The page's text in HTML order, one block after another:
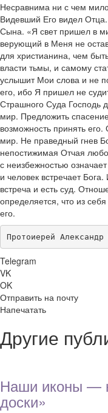
Несравнима ни с чем
Видевший Его видел
Сына. «Я свет пришел в
верующий в Меня не
для христианина, чем
власти тьмы, и самому
услышит Мои слова и не
его, ибо Я пришел не
Страшного Суда Господь
мир. Предложить
возможность принять
мир. Не праведный гнев
непостижимая Отчая
с неизбежностью
и человек встречает
встреча и есть суд.
определяется, что из
его.
Протоиерей Александр
Telegram
VK
OK
Отправить на почту
Напечатать
Другие
Наши иконы —
доски»